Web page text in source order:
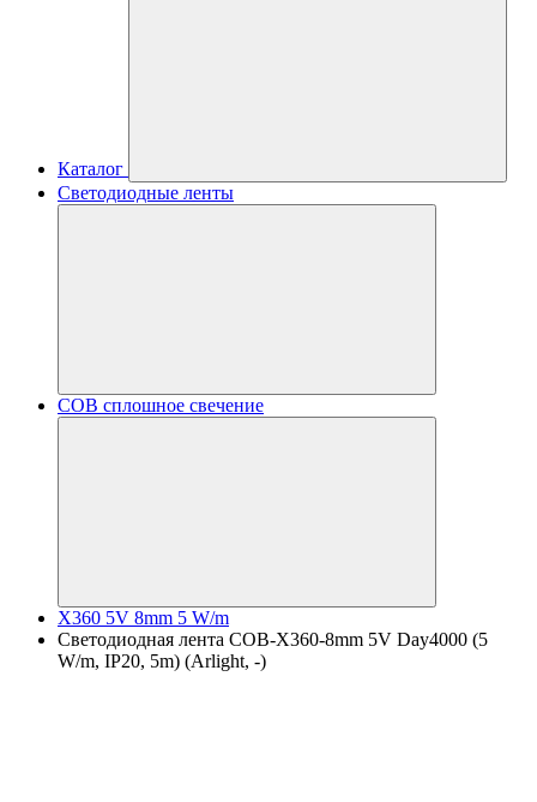
Каталог
Светодиодные ленты
COB сплошное свечение
X360 5V 8mm 5 W/m
Светодиодная лента COB-X360-8mm 5V Day4000 (5
W/m, IP20, 5m) (Arlight, -)